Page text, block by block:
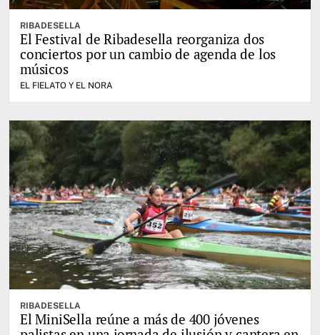
RIBADESELLA
El Festival de Ribadesella reorganiza dos
conciertos por un cambio de agenda de los
músicos
EL FIELATO Y EL NORA
RIBADESELLA
El MiniSella reúne a más de 400 jóvenes